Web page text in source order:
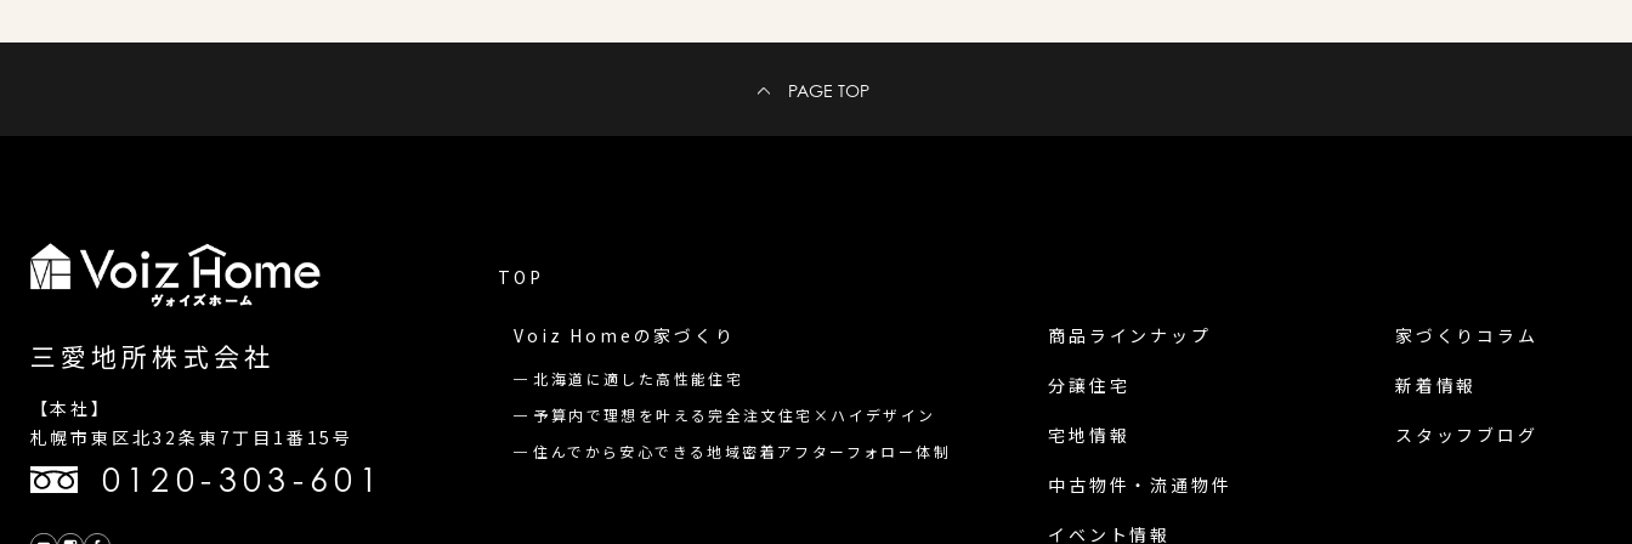
PAGE TOP
三愛地所株式会社
【本社】
札幌市東区北32条東7丁目1番15号
0120-303-601
TOP
Voiz Homeの家づくり
北海道に適した高性能住宅
予算内で理想を叶える完全注文住宅×ハイデザイン
住んでから安心できる地域密着アフターフォロー体制
商品ラインナップ
分譲住宅
宅地情報
中古物件・流通物件
イベント情報
家づくりコラム
新着情報
スタッフブログ